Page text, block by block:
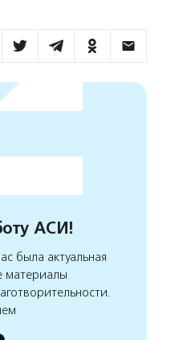
АСИ!
была актуальная
материалы